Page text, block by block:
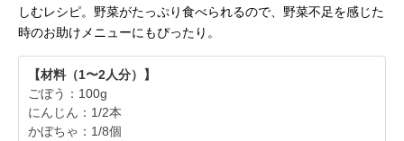
しむレシピ。野菜がたっぷり食べられるので、野菜不足を感じた
時のお助けメニューにもぴったり。
【材料（1〜2人分）】
ごぼう：100g
にんじん：1/2本
かぼちゃ：1/8個